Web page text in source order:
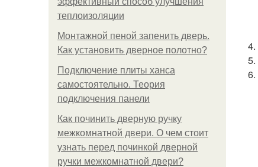
теплоизоляции
Монтажной пеной запенить дверь.
Как установить дверное полотно?
Подключение плиты ханса
самостоятельно. Теория
подключения панели
Как починить дверную ручку
межкомнатной двери. О чем стоит
узнать перед починкой дверной
ручки межкомнатной двери?